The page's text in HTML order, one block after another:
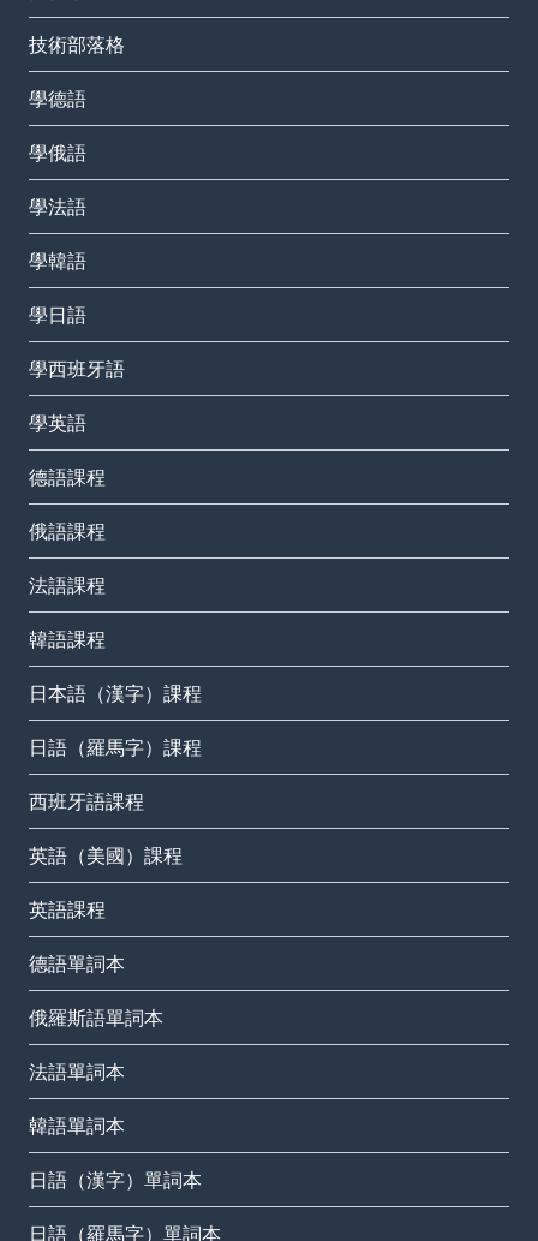
技術部落格
學德語
學俄語
學法語
學韓語
學日語
學西班牙語
學英語
德語課程
俄語課程
法語課程
韓語課程
日本語（漢字）課程
日語（羅馬字）課程
西班牙語課程
英語（美國）課程
英語課程
德語單詞本
俄羅斯語單詞本
法語單詞本
韓語單詞本
日語（漢字）單詞本
日語（羅馬字）單詞本